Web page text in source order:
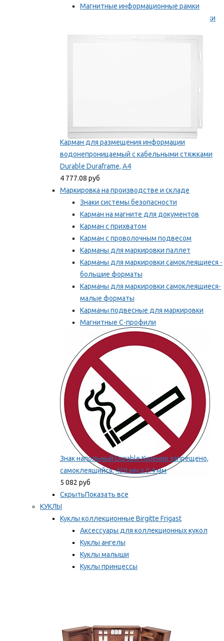
Магнитные информационные рамки
Самоклеящиеся информационные рамки
Карман для размещения информации
водонепроницаемый с кабельными стяжками
Durable Duraframe, А4
4 777.08 руб
Маркировка на производстве и складе
Знаки системы безопасности
Карман на магните для документов
Карман с прихватом
Карман с проволочным подвесом
Карманы для маркировки паллет
Карманы для маркировки самоклеящиеся -
большие форматы
Карманы для маркировки самоклеящиеся-
малые форматы
Карманы подвесные для маркировки
Магнитные С-профили
Напольная маркировка
Мы рекомендуем
Знак напольный Durable Курение запрещено,
самоклеящийся, 430 мм х 0.4 мм
5 082 руб
СкрытьПоказать все
КУКЛЫ
Куклы коллекционные Birgitte Frigast
Аксессуары для коллекционных кукол
Куклы ангелы
Куклы малыши
Куклы принцессы